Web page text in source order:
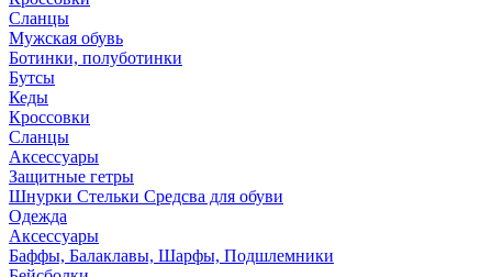
Сланцы
Мужская обувь
Ботинки, полуботинки
Бутсы
Кеды
Кроссовки
Сланцы
Аксессуары
Защитные гетры
Шнурки Стельки Средсва для обуви
Одежда
Аксессуары
Баффы, Балаклавы, Шарфы, Подшлемники